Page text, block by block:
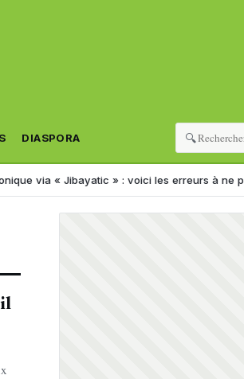
DIASPORA 🔍
» : voici les erreurs à ne pas commettre